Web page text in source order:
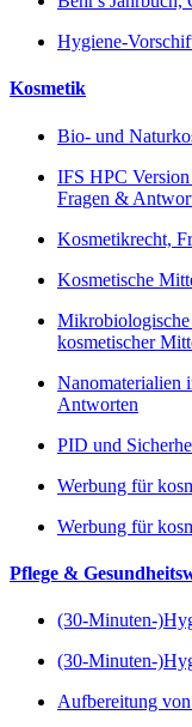
Hygiene-
Kosmetik
Bio- und
IFS HPC
Fragen &
Kosmetikrecht,
Kosmetische
kosmetischer
Nanomaterialien
Antworten
PID und
Werbung für
Werbung für
Pflege &
(30-Minuten-
(30-Minuten-
Aufbereitung